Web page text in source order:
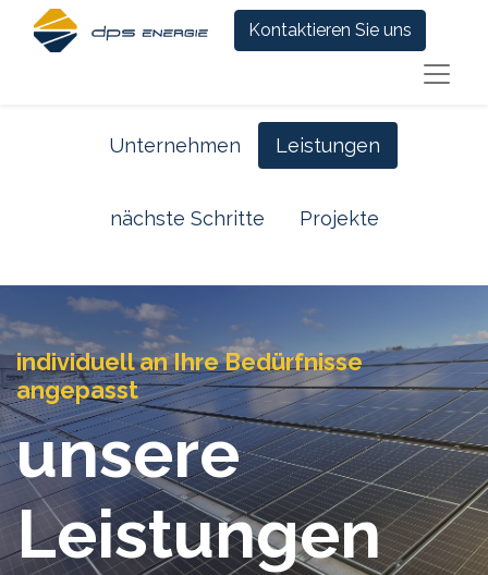
Kontaktieren Sie uns
Unternehmen Leistungen
nächste Schritte Projekte
individuell an Ihre Bedürfnisse
angepasst
unsere
Leistungen